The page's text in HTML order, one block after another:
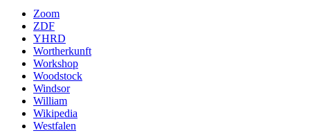
Zoom
ZDF
YHRD
Wortherkunft
Workshop
Woodstock
Windsor
William
Wikipedia
Westfalen